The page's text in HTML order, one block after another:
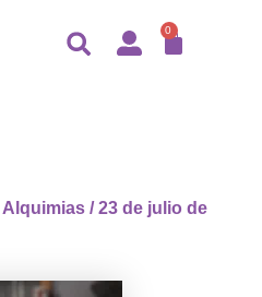
0
Alquimias /23 de julio de